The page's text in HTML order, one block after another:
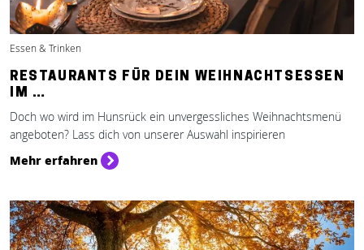
Essen & Trinken
RESTAURANTS FÜR DEIN WEIHNACHTSESSEN
IM …
Doch wo wird im Hunsrück ein unvergessliches Weihnachtsmenü
angeboten? Lass dich von unserer Auswahl inspirieren
Mehr erfahren